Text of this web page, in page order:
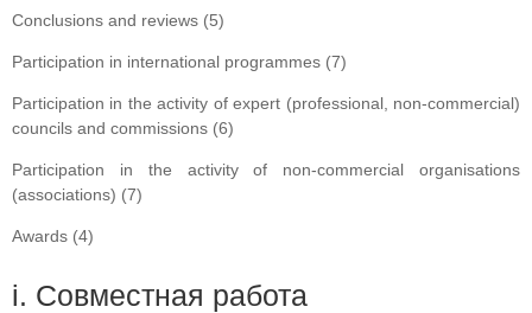
Conclusions and reviews (5)
Participation in international programmes (7)
Participation in the activity of expert (professional, non-commercial)
councils and commissions (6)
Participation in the activity of non-commercial organisations
(associations) (7)
Awards (4)
i. Совместная работа